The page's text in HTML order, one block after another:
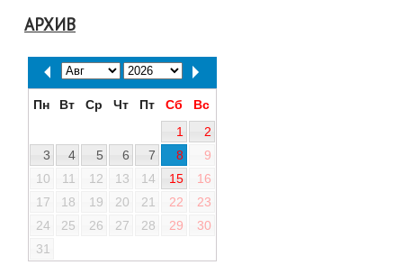
АРХИВ
Пн Вт Ср Чт Пт Сб
Вс
1
2
3
4 5 6 7 8
9
10
11 12 13 14 15
16
17
18 19 20 21 22
23
24
25 26 27 28 29
30
31